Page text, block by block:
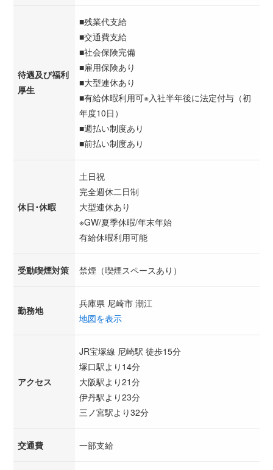
待遇及び福利
厚生
■残業代支給
■交通費支給
■社会保険完備
■雇用保険あり
■大型連休あり
■有給休暇利用可※入社半年後に法定付与（初
年度10日）
■週払い制度あり
■前払い制度あり
休日･休暇
土日祝
完全週休二日制
大型連休あり
※GW/夏季休暇/年末年始
有給休暇利用可能
受動喫煙対策 禁煙（喫煙スペースあり）
勤務地
兵庫県 尼崎市 潮江
地図を表示
アクセス
JR宝塚線 尼崎駅 徒歩15分
塚口駅より14分
大阪駅より21分
伊丹駅より23分
三ノ宮駅より32分
交通費 一部支給